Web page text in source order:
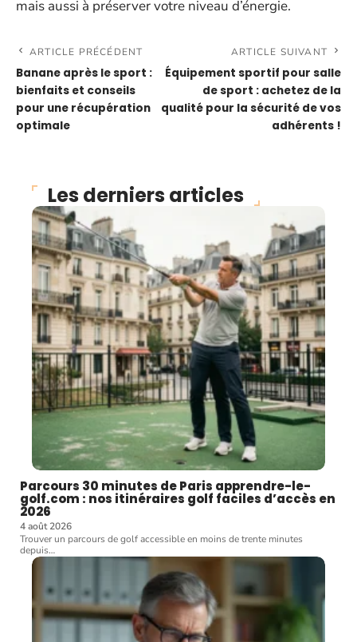
mais aussi à préserver votre niveau d’énergie.
ARTICLE PRÉCÉDENT
Banane après le sport :
bienfaits et conseils
pour une récupération
optimale
ARTICLE SUIVANT
Équipement sportif pour salle
de sport : achetez de la
qualité pour la sécurité de vos
adhérents !
Les derniers articles
Parcours 30 minutes de Paris apprendre-le-
golf.com : nos itinéraires golf faciles d’accès en
2026
4 août 2026
Trouver un parcours de golf accessible en moins de trente minutes
depuis…